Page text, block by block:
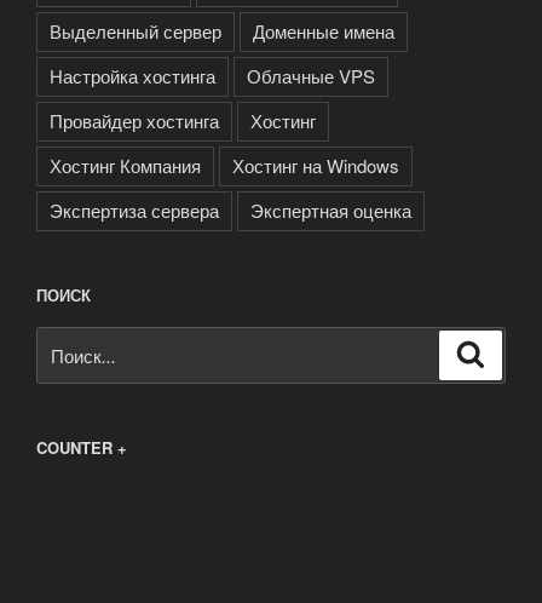
Выделенный сервер
Доменные имена
Настройка хостинга
Облачные VPS
Провайдер хостинга
Хостинг
Хостинг Компания
Хостинг на Windows
Экспертиза сервера
Экспертная оценка
ПОИСК
COUNTER +